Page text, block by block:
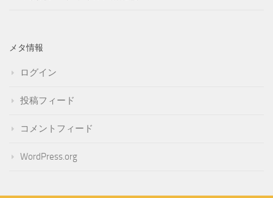
メタ情報
ログイン
投稿フィード
コメントフィード
WordPress.org